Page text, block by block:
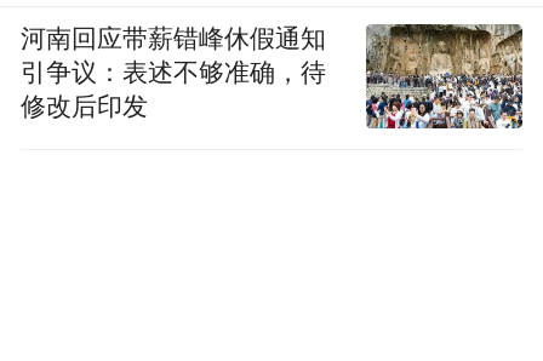
河南回应带薪错峰休假通知
引争议：表述不够准确，待
修改后印发